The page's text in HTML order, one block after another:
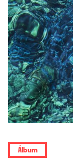
Álbum